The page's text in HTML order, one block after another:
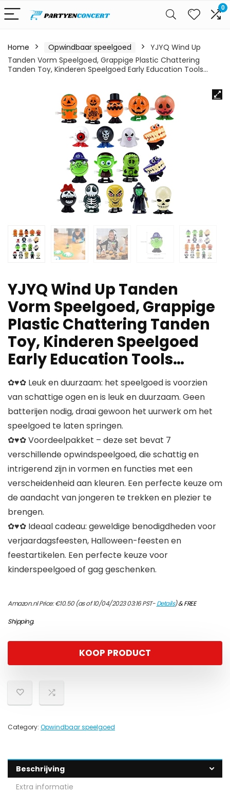
0
Home Opwindbaar speelgoed
YJYQ Wind Up
Tanden Vorm Speelgoed, Grappige Plastic Chattering
Tanden Toy, Kinderen Speelgoed Early Education Tools…
YJYQ Wind Up Tanden
Vorm Speelgoed, Grappige
Plastic Chattering Tanden
Toy, Kinderen Speelgoed
Early Education Tools…
✿♥✿ Leuk en duurzaam: het speelgoed is voorzien
van schattige ogen en is leuk en duurzaam. Geen
batterijen nodig, draai gewoon het uurwerk om het
speelgoed te laten springen.
✿♥✿ Voordeelpakket – deze set bevat 7
verschillende opwindspeelgoed, die schattig en
intrigerend zijn in vormen en functies met een
verscheidenheid aan kleuren. Een perfecte keuze om
de aandacht van jongeren te trekken en plezier te
brengen.
✿♥✿ Ideaal cadeau: geweldige benodigdheden voor
verjaardagsfeesten, Halloween-feesten en
feestartikelen. Een perfecte keuze voor
kinderspeelgoed of gag geschenken.
Amazon.nl Price:€10.50(as of 10/04/2023 03:16 PST-Details)&FREE
Shipping.
KOOP PRODUCT
Category: Opwindbaar speelgoed
Beschrijving
Extra informatie